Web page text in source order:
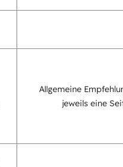
Allgemeine
jeweils eine